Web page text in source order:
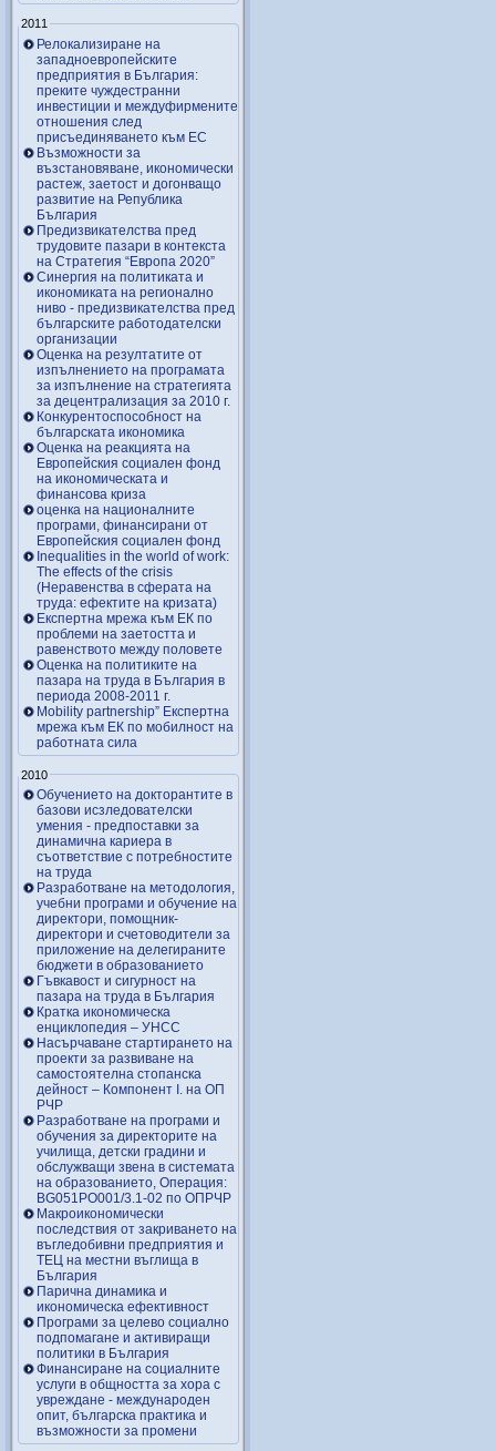
2011
Релокализиране на
западноевропейските
предприятия в България:
преките чуждестранни
инвестиции и междуфирмените
отношения след
присъединяването към ЕС
Възможности за
възстановяване, икономически
растеж, заетост и догонващо
развитие на Република
България
Предизвикателства пред
трудовите пазари в контекста
на Стратегия “Европа 2020”
Синергия на политиката и
икономиката на регионално
ниво - предизвикателства пред
българските работодателски
организации
Оценка на резултатите от
изпълнението на програмата
за изпълнение на стратегията
за децентрализация за 2010 г.
Конкурентоспособност на
българската икономика
Оценка на реакцията на
Европейския социален фонд
на икономическата и
финансова криза
оценка на националните
програми, финансирани от
Европейския социален фонд
Inequalities in the world of work:
The effects of the crisis
(Неравенства в сферата на
труда: ефектите на кризата)
Експертна мрежа към ЕК по
проблеми на заетостта и
равенството между половете
Оценка на политиките на
пазара на труда в България в
периода 2008-2011 г.
Mobility partnership” Експертна
мрежа към ЕК по мобилност на
работната сила
2010
Обучението на докторантите в
базови исзледователски
умения - предпоставки за
динамична кариера в
съответствие с потребностите
на труда
Разработване на методология,
учебни програми и обучение на
директори, помощник-
директори и счетоводители за
приложение на делегираните
бюджети в образованието
Гъвкавост и сигурност на
пазара на труда в България
Кратка икономическа
енциклопедия – УНСС
Насърчаване стартирането на
проекти за развиване на
самостоятелна стопанска
дейност – Компонент I. на ОП
РЧР
Разработване на програми и
обучения за директорите на
училища, детски градини и
обслужващи звена в системата
на образованието, Операция:
BG051PO001/3.1-02 по ОПРЧР
Макроикономически
последствия от закриването на
въгледобивни предприятия и
ТЕЦ на местни въглища в
България
Парична динамика и
икономическа ефективност
Програми за целево социално
подпомагане и активиращи
политики в България
Финансиране на социалните
услуги в общността за хора с
увреждане - международен
опит, българска практика и
възможности за промени